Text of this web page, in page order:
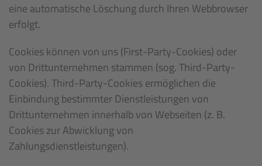
eine automatische Löschung durch Ihren Webbrowser
erfolgt.
Cookies können von uns (First-Party-Cookies) oder
von Drittunternehmen stammen (sog. Third-Party-
Cookies). Third-Party-Cookies ermöglichen die
Einbindung bestimmter Dienstleistungen von
Drittunternehmen innerhalb von Webseiten (z. B.
Cookies zur Abwicklung von
Zahlungsdienstleistungen).